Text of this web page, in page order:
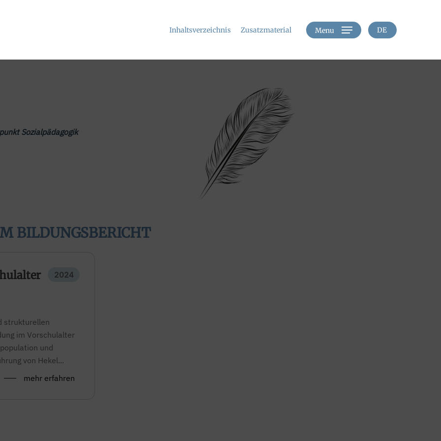
Inhaltsverzeichnis Zusatzmaterial Menu DE
Sozialpädagogik
BILDUNGSBERICHT
2024
strukturellen
im Vorschulalter
und
von Hekel...
mehr erfahren